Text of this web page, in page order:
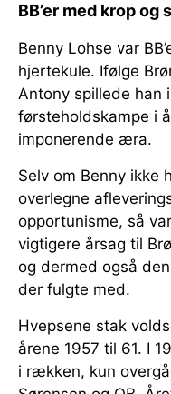
BB’er med krop og
Benny Lohse var
hjertekule. Ifølge
Antony spillede
førsteholdskampe i
imponerende æra.
Selv om Benny ikke
overlegne
opportunisme, så
vigtigere årsag til
og dermed også
der fulgte med.
Hvepsene stak
årene 1957 til 61. I
i rækken, kun